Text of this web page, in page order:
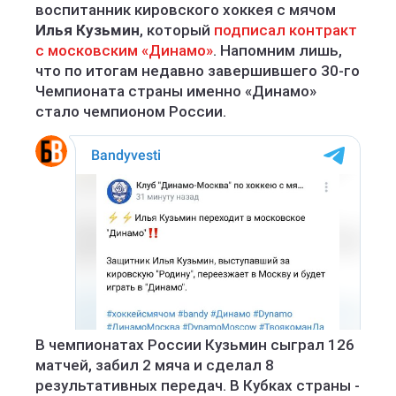
воспитанник кировского хоккея с мячом
Илья Кузьмин, который подписал контракт
с московским «Динамо». Напомним лишь,
что по итогам недавно завершившего 30-го
Чемпионата страны именно «Динамо»
стало чемпионом России.
В чемпионатах России Кузьмин сыграл 126
матчей, забил 2 мяча и сделал 8
результативных передач. В Кубках страны -